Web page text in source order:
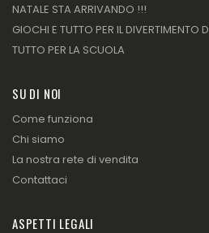
NATALE STA ARRIVANDO !!!
GIOCHI E TUTTO PER IL DIVERTIMENTO
TUTTO PER LA SCUOLA
SU DI NOI
Come funziona
Chi siamo
La nostra rete di vendita
Contattaci
ASPETTI LEGALI